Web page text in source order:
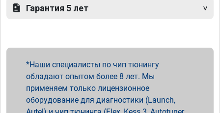
Гарантия 5 лет
Наши специалисты по чип тюнингу
обладают опытом более 8 лет. Мы
применяем только лицензионное
оборудование для диагностики (Launch,